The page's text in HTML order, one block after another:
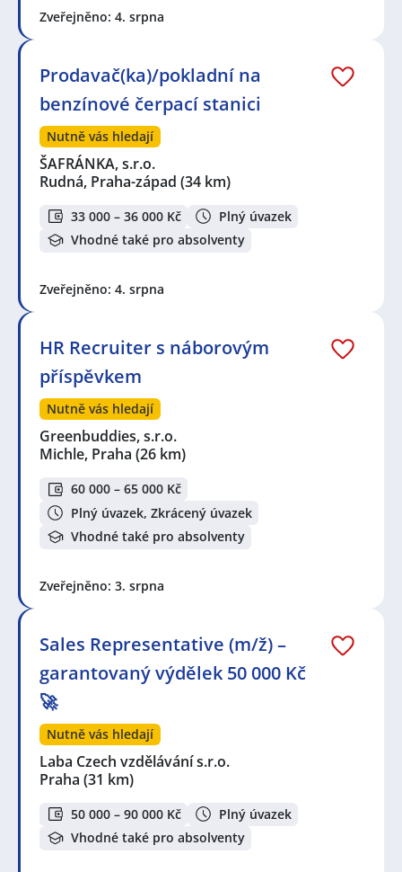
Zveřejněno: 4. srpna
Prodavač(ka)/pokladní na
benzínové čerpací stanici
Nutně vás hledají
ŠAFRÁNKA, s.r.o.
Rudná, Praha-západ (34 km)
33 000 – 36 000 Kč
Plný úvazek
Vhodné také pro absolventy
Zveřejněno: 4. srpna
HR Recruiter s náborovým
příspěvkem
Nutně vás hledají
Greenbuddies, s.r.o.
Michle, Praha (26 km)
60 000 – 65 000 Kč
Plný úvazek, Zkrácený úvazek
Vhodné také pro absolventy
Zveřejněno: 3. srpna
Sales Representative (m/ž) –
garantovaný výdělek 50 000 Kč
🚀
Nutně vás hledají
Laba Czech vzdělávání s.r.o.
Praha (31 km)
50 000 – 90 000 Kč
Plný úvazek
Vhodné také pro absolventy